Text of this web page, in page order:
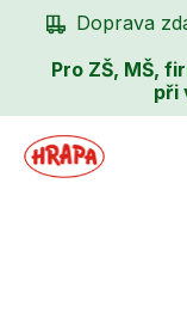
Doprava
Pro ZŠ, MŠ,
při